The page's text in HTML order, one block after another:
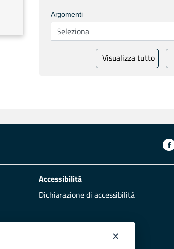
Argomenti
Visualizza tutto
Accessibilità
Dichiarazione di accessibilità
×